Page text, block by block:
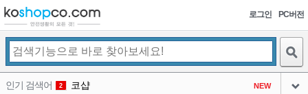
로그인 PC버전
인기 검색어 2 코샵 NEW